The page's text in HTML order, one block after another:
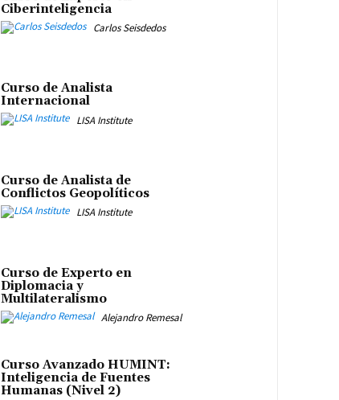
Ciberinteligencia
Carlos Seisdedos
Curso de Analista
Internacional
LISA Institute
Curso de Analista de
Conflictos Geopolíticos
LISA Institute
Curso de Experto en
Diplomacia y
Multilateralismo
Alejandro Remesal
Curso Avanzado HUMINT:
Inteligencia de Fuentes
Humanas (Nivel 2)